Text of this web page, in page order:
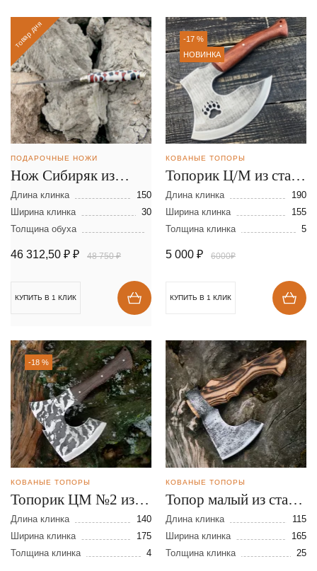
товар дня
ПОДАРОЧНЫЕ НОЖИ
Нож Сибиряк из
ламинированной
стали
Длина клинка
150
Ширина клинка
30
Толщина обуха
46 312,50 ₽ ₽ 48 750 ₽
КУПИТЬ В 1 КЛИК
-17 %
НОВИНКА
КОВАНЫЕ ТОПОРЫ
Топорик Ц/М из стали
AUS8
Длина клинка
190
Ширина клинка
155
Толщина клинка
5
5 000 ₽ 6000₽
КУПИТЬ В 1 КЛИК
-18 %
КОВАНЫЕ ТОПОРЫ
Топорик ЦМ №2 из
стали 95Х18
Длина клинка
140
Ширина клинка
175
Толщина клинка
4
КОВАНЫЕ ТОПОРЫ
Топор малый из стали
9ХС
Длина клинка
115
Ширина клинка
165
Толщина клинка
25